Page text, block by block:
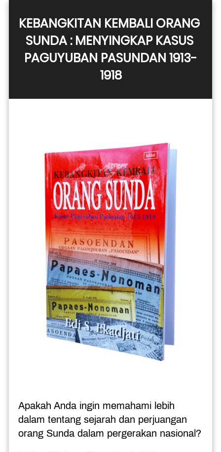
KEBANGKITAN KEMBALI ORANG
SUNDA : MENYINGKAP KASUS
PAGUYUBAN PASUNDAN 1913-
1918
Apakah Anda ingin memahami lebih
dalam tentang sejarah dan perjuangan
orang Sunda dalam pergerakan nasional?